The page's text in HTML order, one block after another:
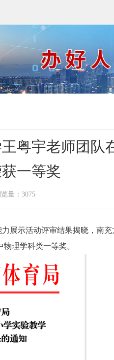
粤宇老师团队
一等奖
量： 3075
示活动评审结果揭晓，南
理学科类一等奖。